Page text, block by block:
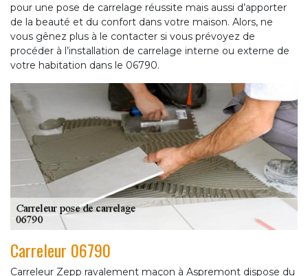
pour une pose de carrelage réussite mais aussi d’apporter
de la beauté et du confort dans votre maison. Alors, ne
vous gênez plus à le contacter si vous prévoyez de
procéder à l’installation de carrelage interne ou externe de
votre habitation dans le 06790.
Carreleur 06790
Carreleur Zepp ravalement maçon à Aspremont dispose du